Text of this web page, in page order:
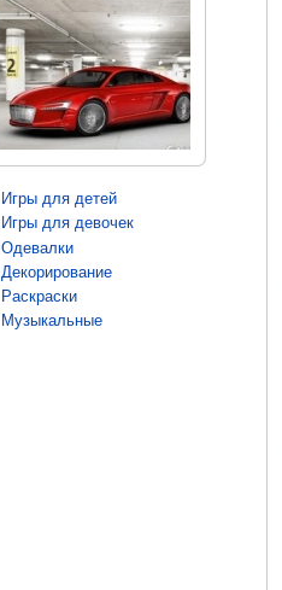
Игры для детей
Игры для девочек
Одевалки
Декорирование
Раскраски
Музыкальные